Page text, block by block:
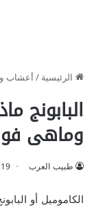
الرئيسية/أعشاب
البابونج
وماهى
طبيب العرب 19 نوفمبر 2010
الكاموميل أو